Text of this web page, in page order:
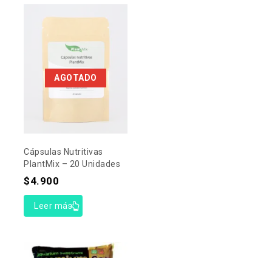
AGOTADO
Cápsulas Nutritivas
PlantMix – 20 Unidades
$4.900
Leer más